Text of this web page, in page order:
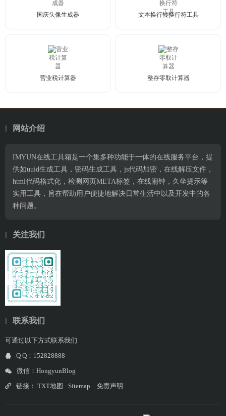
国庆头像生成器 文本换行转换行符工具
营业税计算器 整存零取计算器
网站介绍
IMYUN在线工具箱是一个集多种功能于一体的在线服务平台，提
供如uuid生成工具，密码生成工具，js代码加密，在线解压文件，
html代码格式化，检测网页META标签，在线闹钟，久坐提示等
实用工具，旨在帮助用户便捷地解决日常生活中以及开发中的各
种问题。
关注我们
联系我们
可通过以下方式联系我们
Q Q：152828888
微信：HongyunBlog
链接： TXT地图 Sitemap 免责声明